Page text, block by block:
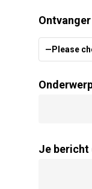
—Please
Je